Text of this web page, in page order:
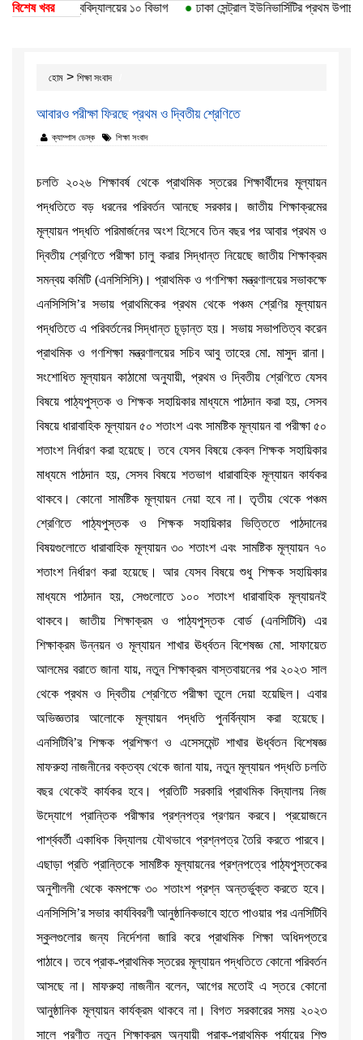
বিশেষ খবর
ঢাকা বিশ্ববিদ্যালয়ের ১০ বিভাগ ঢাকা সেন্ট্রাল ইউনিভার্সিটির প্রথম
হোম > শিক্ষা সংবাদ
আবারও পরীক্ষা ফিরছে প্রথম ও দ্বিতীয় শ্রেণিতে
ক্যাম্পাস ডেস্ক শিক্ষা সংবাদ
চলতি ২০২৬ শিক্ষাবর্ষ থেকে প্রাথমিক স্তরের শিক্ষার্থীদের মূল্যায়ন
পদ্ধতিতে বড় ধরনের পরিবর্তন আনছে সরকার। জাতীয় শিক্ষাক্রমের
মূল্যায়ন পদ্ধতি পরিমার্জনের অংশ হিসেবে তিন বছর পর আবার প্রথম ও
দ্বিতীয় শ্রেণিতে পরীক্ষা চালু করার সিদ্ধান্ত নিয়েছে জাতীয় শিক্ষাক্রম
সমন্বয় কমিটি (এনসিসিসি)। প্রাথমিক ও গণশিক্ষা মন্ত্রণালয়ের সভাকক্ষে
এনসিসিসি’র সভায় প্রাথমিকের প্রথম থেকে পঞ্চম শ্রেণির মূল্যায়ন
পদ্ধতিতে এ পরিবর্তনের সিদ্ধান্ত চূড়ান্ত হয়। সভায় সভাপতিত্ব করেন
প্রাথমিক ও গণশিক্ষা মন্ত্রণালয়ের সচিব আবু তাহের মো. মাসুদ রানা।
সংশোধিত মূল্যায়ন কাঠামো অনুযায়ী, প্রথম ও দ্বিতীয় শ্রেণিতে যেসব
বিষয়ে পাঠ্যপুস্তক ও শিক্ষক সহায়িকার মাধ্যমে পাঠদান করা হয়, সেসব
বিষয়ে ধারাবাহিক মূল্যায়ন ৫০ শতাংশ এবং সামষ্টিক মূল্যায়ন বা পরীক্ষা ৫০
শতাংশ নির্ধারণ করা হয়েছে। তবে যেসব বিষয়ে কেবল শিক্ষক সহায়িকার
মাধ্যমে পাঠদান হয়, সেসব বিষয়ে শতভাগ ধারাবাহিক মূল্যায়ন কার্যকর
থাকবে। কোনো সামষ্টিক মূল্যায়ন নেয়া হবে না। তৃতীয় থেকে পঞ্চম
শ্রেণিতে পাঠ্যপুস্তক ও শিক্ষক সহায়িকার ভিত্তিতে পাঠদানের
বিষয়গুলোতে ধারাবাহিক মূল্যায়ন ৩০ শতাংশ এবং সামষ্টিক মূল্যায়ন ৭০
শতাংশ নির্ধারণ করা হয়েছে। আর যেসব বিষয়ে শুধু শিক্ষক সহায়িকার
মাধ্যমে পাঠদান হয়, সেগুলোতে ১০০ শতাংশ ধারাবাহিক মূল্যায়নই
থাকবে। জাতীয় শিক্ষাক্রম ও পাঠ্যপুস্তক বোর্ড (এনসিটিবি) এর
শিক্ষাক্রম উন্নয়ন ও মূল্যায়ন শাখার ঊর্ধ্বতন বিশেষজ্ঞ মো. সাফায়েত
আলমের বরাতে জানা যায়, নতুন শিক্ষাক্রম বাস্তবায়নের পর ২০২৩ সাল
থেকে প্রথম ও দ্বিতীয় শ্রেণিতে পরীক্ষা তুলে দেয়া হয়েছিল। এবার
অভিজ্ঞতার আলোকে মূল্যায়ন পদ্ধতি পুনর্বিন্যাস করা হয়েছে।
এনসিটিবি’র শিক্ষক প্রশিক্ষণ ও এসেসমেন্ট শাখার ঊর্ধ্বতন বিশেষজ্ঞ
মাফরুহা নাজনীনের বক্তব্য থেকে জানা যায়, নতুন মূল্যায়ন পদ্ধতি চলতি
বছর থেকেই কার্যকর হবে। প্রতিটি সরকারি প্রাথমিক বিদ্যালয় নিজ
উদ্যোগে প্রান্তিক পরীক্ষার প্রশ্নপত্র প্রণয়ন করবে। প্রয়োজনে
পার্শ্ববর্তী একাধিক বিদ্যালয় যৌথভাবে প্রশ্নপত্র তৈরি করতে পারবে।
এছাড়া প্রতি প্রান্তিকে সামষ্টিক মূল্যায়নের প্রশ্নপত্রে পাঠ্যপুস্তকের
অনুশীলনী থেকে কমপক্ষে ৩০ শতাংশ প্রশ্ন অন্তর্ভুক্ত করতে হবে।
এনসিসিসি’র সভার কার্যবিবরণী আনুষ্ঠানিকভাবে হাতে পাওয়ার পর এনসিটিবি
স্কুলগুলোর জন্য নির্দেশনা জারি করে প্রাথমিক শিক্ষা অধিদপ্তরে
পাঠাবে। তবে প্রাক-প্রাথমিক স্তরের মূল্যায়ন পদ্ধতিতে কোনো পরিবর্তন
আসছে না। মাফরুহা নাজনীন বলেন, আগের মতোই এ স্তরে কোনো
আনুষ্ঠানিক মূল্যায়ন কার্যক্রম থাকবে না। বিগত সরকারের সময় ২০২৩
সালে প্রণীত নতুন শিক্ষাক্রম অনুযায়ী প্রাক-প্রাথমিক পর্যায়ের শিশু